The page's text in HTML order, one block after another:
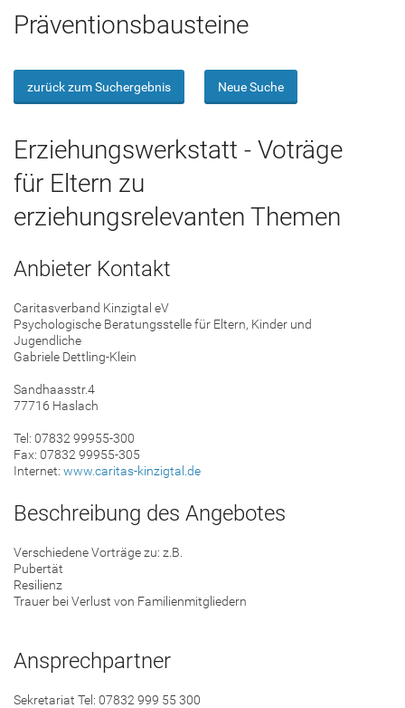
Präventionsbausteine
zurück zum Suchergebnis Neue Suche
Erziehungswerkstatt - Voträge
für Eltern zu
erziehungsrelevanten Themen
Anbieter Kontakt
Caritasverband Kinzigtal eV
Psychologische Beratungsstelle für Eltern, Kinder und
Jugendliche
Gabriele Dettling-Klein
Sandhaasstr.4
77716 Haslach
Tel: 07832 99955-300
Fax: 07832 99955-305
Internet: www.caritas-kinzigtal.de
Beschreibung des Angebotes
Verschiedene Vorträge zu: z.B.
Pubertät
Resilienz
Trauer bei Verlust von Familienmitgliedern
Ansprechpartner
Sekretariat Tel: 07832 999 55 300